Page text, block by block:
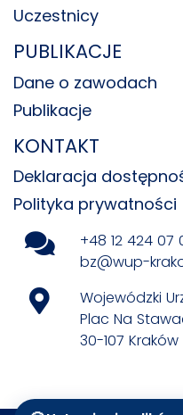
Uczestnicy
PUBLIKACJE
Dane o zawodach
Publikacje
KONTAKT
Deklaracja
Polityka prywatności
+48 12 424 07
bz@wup-
Wojewódzki
Plac Na
30-107 Kraków